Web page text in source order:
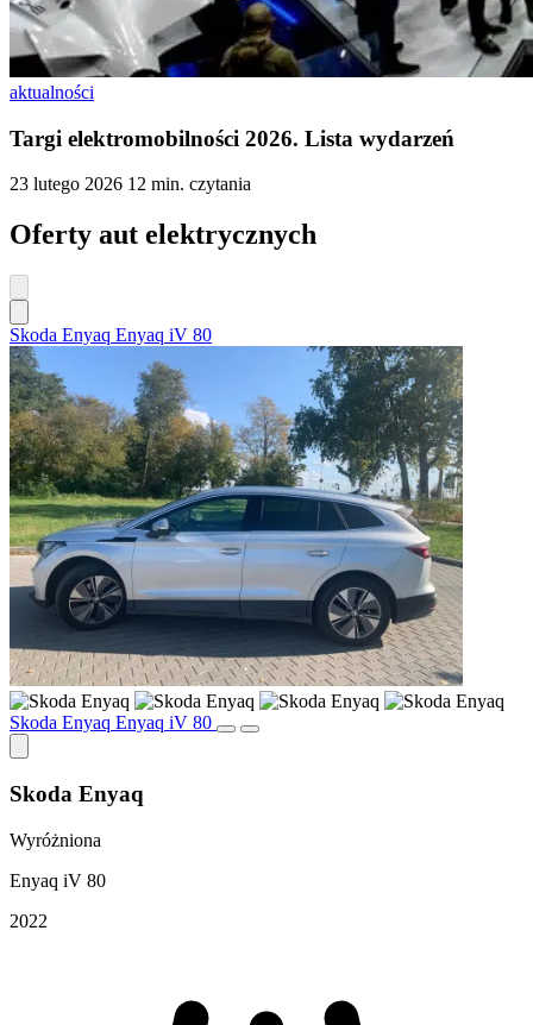
aktualności
Targi elektromobilności 2026. Lista wydarzeń
23 lutego 2026 12 min. czytania
Oferty aut elektrycznych
Skoda Enyaq Enyaq iV 80
Skoda Enyaq Enyaq iV 80
Skoda Enyaq
Wyróżniona
Enyaq iV 80
2022